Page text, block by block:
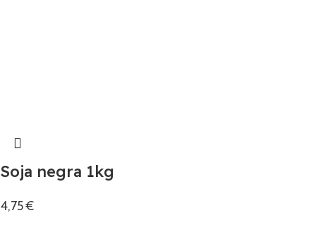
Soja negra 1kg
4,75€